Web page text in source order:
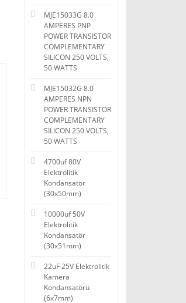
MJE15033G 8.0
AMPERES PNP
POWER TRANSISTOR
COMPLEMENTARY
SILICON 250 VOLTS,
50 WATTS
MJE15032G 8.0
AMPERES NPN
POWER TRANSISTOR
COMPLEMENTARY
SILICON 250 VOLTS,
50 WATTS
4700uf 80V
Elektrolitik
Kondansatör
(30x50mm)
10000uf 50V
Elektrolitik
Kondansatör
(30x51mm)
22uF 25V Elektrolitik
Kamera
Kondansatörü
(6x7mm)